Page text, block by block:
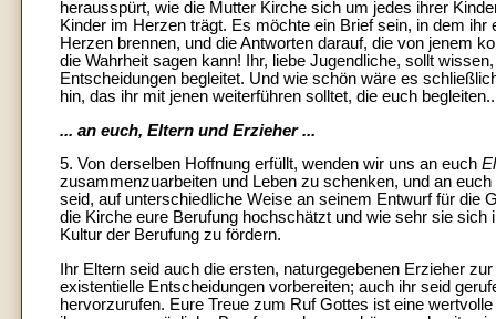
herausspürt, wie die Mutter Kirche sich um jedes ihrer
Kinder im Herzen trägt. Es möchte ein Brief sein, in dem
Herzen brennen, und die Antworten darauf, die von jenem
die Wahrheit sagen kann! Ihr, liebe Jugendliche, sollt
Entscheidungen begleitet. Und wie schön wäre es
hin, das ihr mit jenen weiterführen solltet, die euch
... an euch, Eltern und Erzieher ...
5. Von derselben Hoffnung erfüllt, wenden wir uns an euch
zusammenzuarbeiten und Leben zu schenken, und an euch
seid, auf unterschiedliche Weise an seinem Entwurf für die
die Kirche eure Berufung hochschätzt und wie sehr sie
Kultur der Berufung zu fördern.
Ihr Eltern seid auch die ersten, naturgegebenen Erzieher
existentielle Entscheidungen vorbereiten; auch ihr seid
hervorzurufen. Eure Treue zum Ruf Gottes ist eine